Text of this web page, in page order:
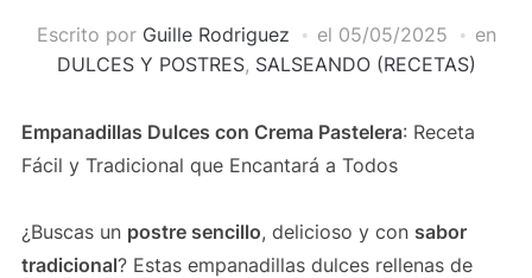
Escrito por Guille Rodriguez el 05/05/2025
en
DULCES Y POSTRES, SALSEANDO (RECETAS)
Empanadillas Dulces con Crema Pastelera: Receta
Fácil y Tradicional que Encantará a Todos
¿Buscas un postre sencillo, delicioso y con sabor
tradicional? Estas empanadillas dulces rellenas de